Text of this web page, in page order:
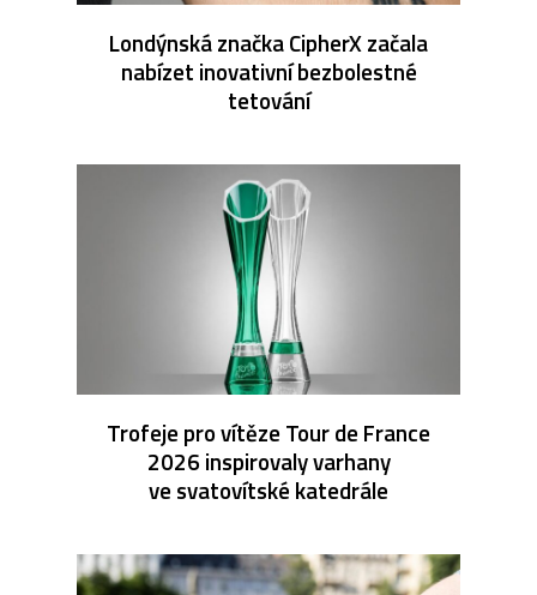
Londýnská značka CipherX začala
nabízet inovativní bezbolestné
tetování
Trofeje pro vítěze Tour de France
2026 inspirovaly varhany
ve svatovítské katedrále